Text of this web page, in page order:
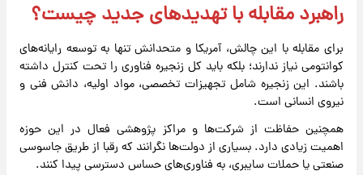
راهبرد مقابله با تهدیدهای جدید چیست؟
برای مقابله با این چالش، آمریکا و متحدانش تنها به توسعه رایانه‌های
کوانتومی نیاز ندارند؛ بلکه باید کل زنجیره فناوری را تحت کنترل داشته
باشند. این زنجیره شامل تجهیزات تخصصی، مواد اولیه، دانش فنی و
نیروی انسانی است.
همچنین حفاظت از شرکت‌ها و مراکز پژوهشی فعال در این حوزه
اهمیت زیادی دارد. بسیاری از دولت‌ها نگرانند که رقبا از طریق جاسوسی
صنعتی یا حملات سایبری، به فناوری‌های حساس دسترسی پیدا کنند.